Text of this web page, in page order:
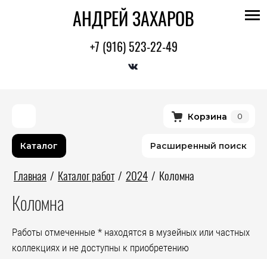
АНДРЕЙ ЗАХАРОВ
+7 (916) 523-22-49
Корзина 0
Каталог Расширенный поиск
Главная / Каталог работ / 2024 / Коломна
Коломна
Работы отмеченные * находятся в музейных или частных
коллекциях и не доступны к приобретению